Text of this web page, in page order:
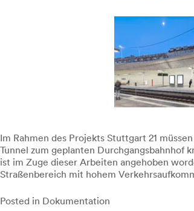
Im Rahmen des Projekts Stuttgart 21
Tunnel zum geplanten Durchgangsbahnhof
ist im Zuge dieser Arbeiten angehoben
Straßenbereich mit hohem
Posted in Dokumentation